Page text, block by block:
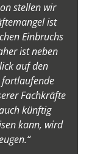
stellen wir
ist
Einbruchs
ist neben
auf den
fortlaufende
Fachkräfte
künftig
kann, wird